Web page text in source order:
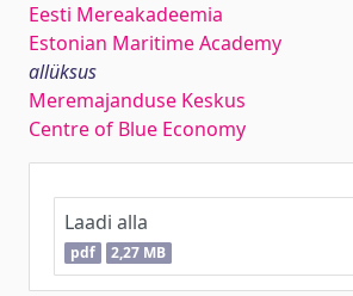
Eesti Mereakadeemia
Estonian Maritime Academy
allüksus
Meremajanduse Keskus
Centre of Blue Economy
Laadi alla
pdf 2,27 MB